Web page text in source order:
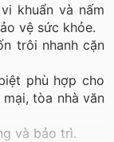
khuẩn và nấm
vệ sức khỏe.
trôi nhanh cặn
phù hợp cho
tòa nhà văn
và bảo trì.